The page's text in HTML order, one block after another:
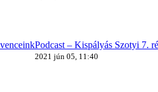
Podcast – Kispályás Szotyi 7.
2021 jún 05, 11:40